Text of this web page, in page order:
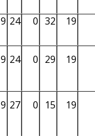
9
53
4.41
1.04
9
51
4.45
0.64
9
37
4.33
-0.98